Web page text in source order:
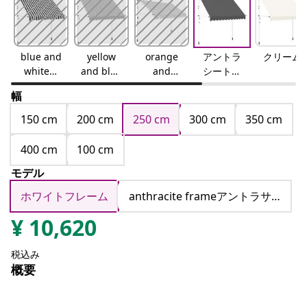
blue and
whiteブ
ルー＆ホ
ワイト
yellow
and blue
イエロー
＆ブルー
orange
and
whiteオ
レンジ＆
ホワイト
アントラ
シートア
ントラサ
イト
クリーム
幅
150 cm
200 cm 250 cm 300 cm
350 cm
400 cm
100 cm
モデル
ホワイトフレーム
anthracite frameアントラサイトフ
¥ 10,620
税込み
概要